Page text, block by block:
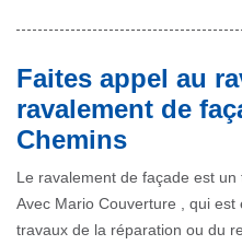
Faites appel au
ravalement de
Chemins
Le ravalement de façade est
Avec Mario Couverture , qui
travaux de la réparation ou du